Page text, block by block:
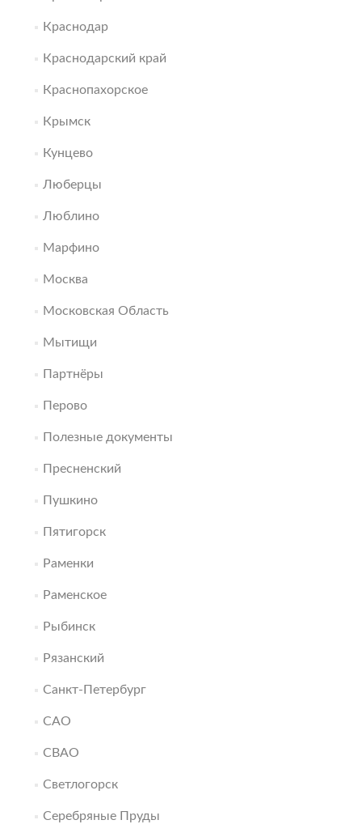
Краснодар
Краснодарский край
Краснопахорское
Крымск
Кунцево
Люберцы
Люблино
Марфино
Москва
Московская Область
Мытищи
Партнёры
Перово
Полезные документы
Пресненский
Пушкино
Пятигорск
Раменки
Раменское
Рыбинск
Рязанский
Санкт-Петербург
САО
СВАО
Светлогорск
Серебряные Пруды